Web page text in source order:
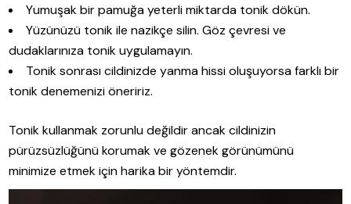
Yumuşak bir pamuğa yeterli miktarda tonik dökün.
Yüzünüzü tonik ile nazikçe silin. Göz çevresi ve
dudaklarınıza tonik uygulamayın.
Tonik sonrası cildinizde yanma hissi oluşuyorsa farklı bir
tonik denemenizi öneririz.
Tonik kullanmak zorunlu değildir ancak cildinizin
pürüzsüzlüğünü korumak ve gözenek görünümünü
minimize etmek için harika bir yöntemdir.